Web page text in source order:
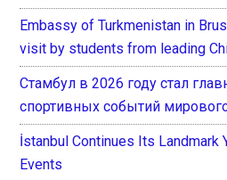
Embassy of Turkmenistan in
visit by students from leading
Стамбул в 2026 году стал
спортивных событий
İstanbul Continues Its Landmark
Events